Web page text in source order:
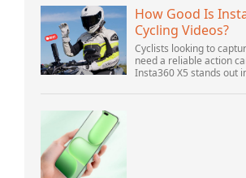
How Good Is
Cycling Videos?
Cyclists looking to
need a reliable action
Insta360 X5 stands out
Offering top-of-the-line